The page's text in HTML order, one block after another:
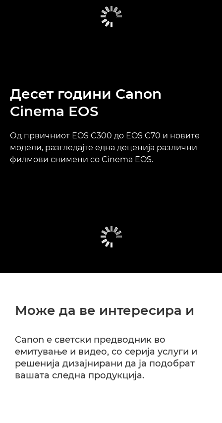
Десет години Canon
Cinema EOS
Од првичниот EOS C300 до EOS C70 и новите
модели, разгледајте една деценија различни
филмови снимени со Cinema EOS.
Може да ве интересира и
Canon е светски предводник во
емитување и видео, со серија услуги и
решенија дизајнирани да ја подобрат
вашата следна продукција.